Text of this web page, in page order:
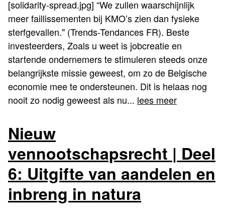
[solidarity-spread.jpg] “We zullen waarschijnlijk
meer faillissementen bij KMO’s zien dan fysieke
sterfgevallen." (Trends-Tendances FR). Beste
investeerders, Zoals u weet is jobcreatie en
startende ondernemers te stimuleren steeds onze
belangrijkste missie geweest, om zo de Belgische
economie mee te ondersteunen. Dit is helaas nog
nooit zo nodig geweest als nu... lees meer
Nieuw
vennootschapsrecht | Deel
6: Uitgifte van aandelen en
inbreng in natura